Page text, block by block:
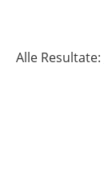
Alle Resultate: